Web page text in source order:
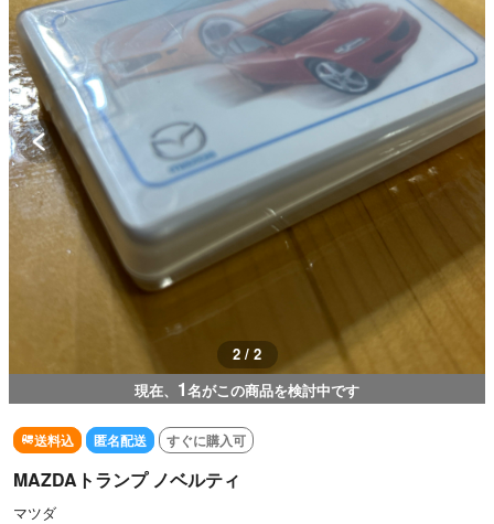
2 / 2
現在、 1名がこの商品を検討中です
送料込 匿名配送 すぐに購入可
MAZDAトランプ ノベルティ
マツダ